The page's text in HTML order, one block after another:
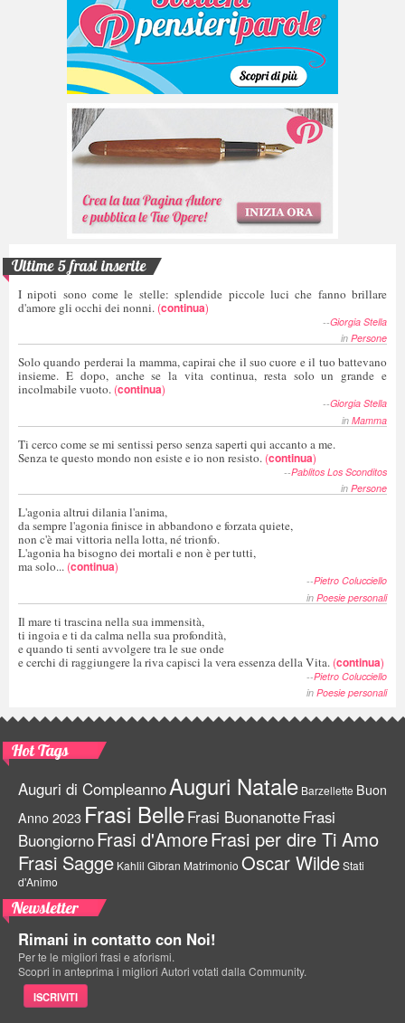
Ultime 5 frasi inserite
I nipoti sono come le stelle: splendide piccole luci che fanno brillare
d'amore gli occhi dei nonni. (continua)
--Giorgia Stella
in Persone
Solo quando perderai la mamma, capirai che il suo cuore e il tuo battevano
insieme. E dopo, anche se la vita continua, resta solo un grande e
incolmabile vuoto. (continua)
--Giorgia Stella
in Mamma
Ti cerco come se mi sentissi perso senza saperti qui accanto a me.
Senza te questo mondo non esiste e io non resisto. (continua)
--Pablitos Los Sconditos
in Persone
L'agonia altrui dilania l'anima,
da sempre l'agonia finisce in abbandono e forzata quiete,
non c'è mai vittoria nella lotta, né trionfo.
L'agonia ha bisogno dei mortali e non è per tutti,
ma solo... (continua)
--Pietro Colucciello
in Poesie personali
Il mare ti trascina nella sua immensità,
ti ingoia e ti da calma nella sua profondità,
e quando ti senti avvolgere tra le sue onde
e cerchi di raggiungere la riva capisci la vera essenza della Vita. (continua)
--Pietro Colucciello
in Poesie personali
Hot Tags
Auguri di CompleannoAuguri Natale Barzellette Buon
Anno 2023 Frasi BelleFrasi BuonanotteFrasi
BuongiornoFrasi d'AmoreFrasi per dire Ti Amo
Frasi Sagge Kahlil Gibran Matrimonio Oscar WildeStati
d'Animo
Newsletter
Rimani in contatto con Noi!
Per te le migliori frasi e aforismi.
Scopri in anteprima i migliori Autori votati dalla Community.
ISCRIVITI